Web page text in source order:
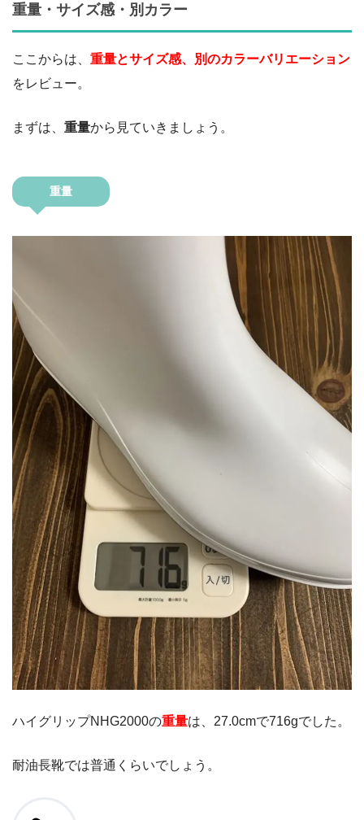
重量・サイズ感・別カラー
ここからは、 重量とサイズ感、別のカラーバリエーション
をレビュー。
まずは、 重量から見ていきましょう。
重量
ハイグリップNHG2000の重量は、27.0cmで716gでした。
耐油長靴では普通くらいでしょう。